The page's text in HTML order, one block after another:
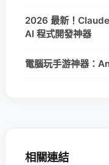
2026 最新！
AI 程式開發神器
電腦玩手游神器：
相關連結